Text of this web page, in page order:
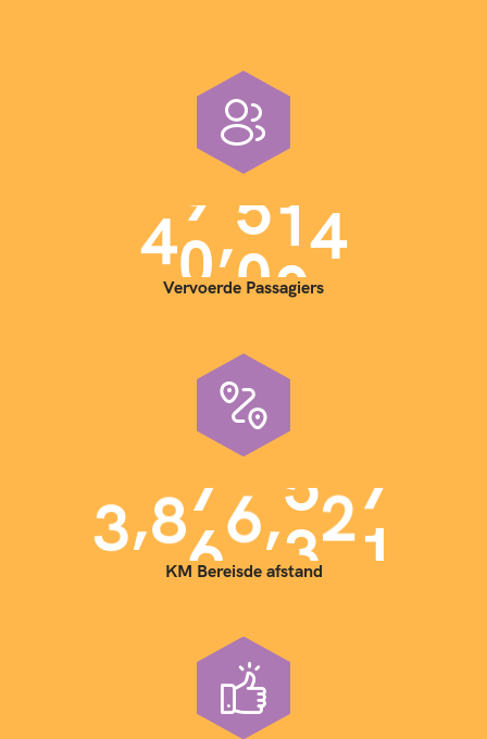
40,000
Vervoerde Passagiers
3,900,000
KM Bereisde afstand